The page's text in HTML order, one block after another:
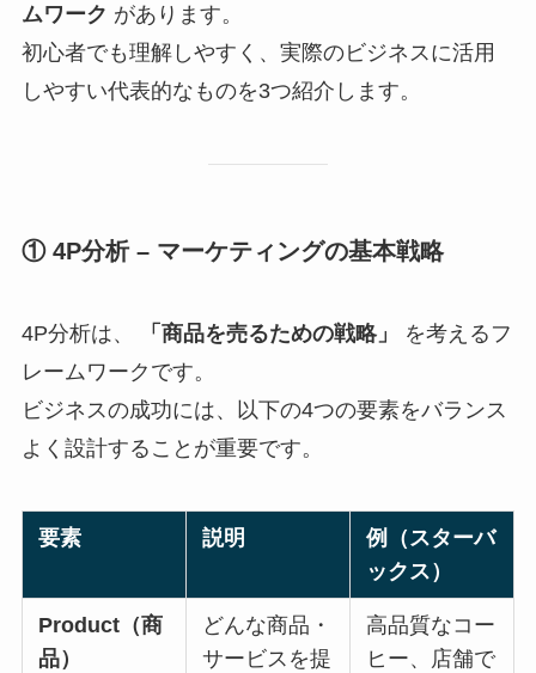
ムワーク があります。
初心者でも理解しやすく、実際のビジネスに活用
しやすい代表的なものを3つ紹介します。
① 4P分析 – マーケティングの基本戦略
4P分析は、 「商品を売るための戦略」
を考えるフ
レームワークです。
ビジネスの成功には、以下の4つの要素をバランス
よく設計することが重要です。
要素 説明
例（スターバ
ックス）
Product（商
品）
どんな商品・
サービスを提
高品質なコー
ヒー、店舗で